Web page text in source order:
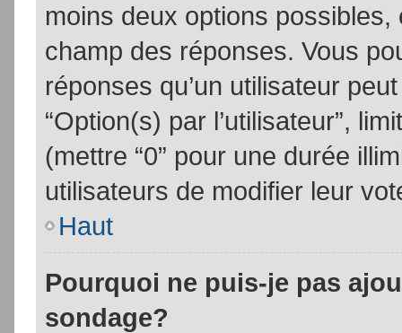
moins deux options
champ des réponses. Vous
réponses qu’un utilisateur
“Option(s) par l’utilisateur”,
(mettre “0” pour une durée
utilisateurs de modifier leur
Haut
Pourquoi ne puis-je pas
sondage?